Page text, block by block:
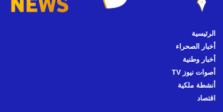
الرئيسية
أخبار الصحراء
أخبار وطنية
أصوات نيوز TV
أنشطة ملكية
اقتصاد